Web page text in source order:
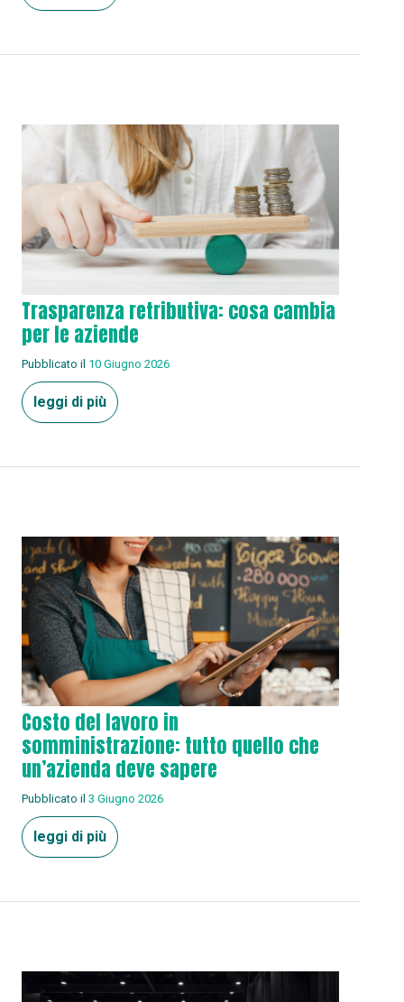
Trasparenza retributiva: cosa cambia
per le aziende
Pubblicato il 10 Giugno 2026
leggi di più
Costo del lavoro in
somministrazione: tutto quello che
un’azienda deve sapere
Pubblicato il 3 Giugno 2026
leggi di più